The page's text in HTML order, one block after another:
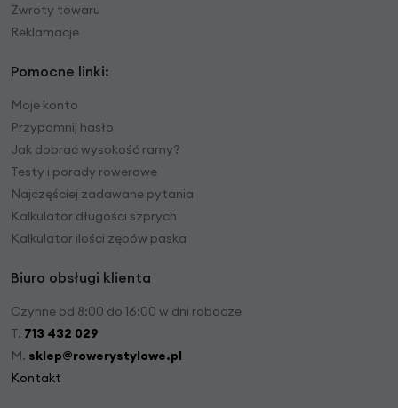
Zwroty towaru
Reklamacje
Pomocne linki:
Moje konto
Przypomnij hasło
Jak dobrać wysokość ramy?
Testy i porady rowerowe
Najczęściej zadawane pytania
Kalkulator długości szprych
Kalkulator ilości zębów paska
Biuro obsługi klienta
Czynne od 8:00 do 16:00 w dni robocze
T. 713 432 029
M. sklep@rowerystylowe.pl
Kontakt